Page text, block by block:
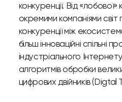
конкуренції. Від «лобової»
окремими компаніями
конкуренції між
більш інноваційні спільні
індустріального
алгоритмів обробки
цифрових двійників (Digtal